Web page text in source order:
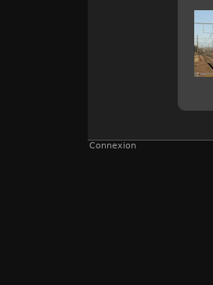
Connexion